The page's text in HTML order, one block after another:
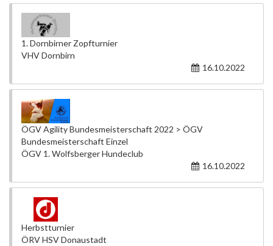
1. Dornbirner Zopfturnier
VHV Dornbirn
16.10.2022
ÖGV Agility Bundesmeisterschaft 2022 > ÖGV
Bundesmeisterschaft Einzel
ÖGV 1. Wolfsberger Hundeclub
16.10.2022
Herbstturnier
ÖRV HSV Donaustadt